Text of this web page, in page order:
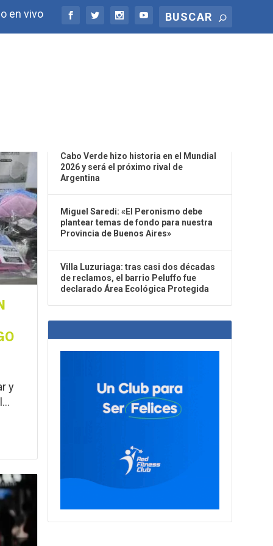
en vivo
y
Cabo Verde hizo historia en el Mundial
2026 y será el próximo rival de
Argentina
Miguel Saredi: «El Peronismo debe
plantear temas de fondo para nuestra
Provincia de Buenos Aires»
Villa Luzuriaga: tras casi dos décadas
de reclamos, el barrio Peluffo fue
declarado Área Ecológica Protegida